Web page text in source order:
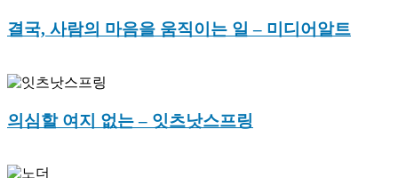
결국, 사람의 마음을 움직이는 일 – 미디어알트
의심할 여지 없는 – 잇츠낫스프링